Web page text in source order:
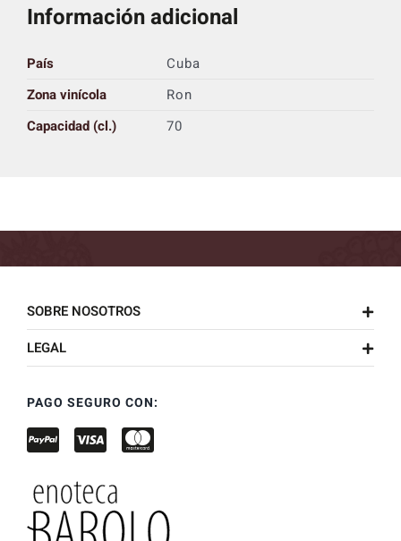
Información adicional
País
Cuba
Zona vinícola
Ron
Capacidad (cl.)
70
SOBRE NOSOTROS
LEGAL
PAGO SEGURO CON: